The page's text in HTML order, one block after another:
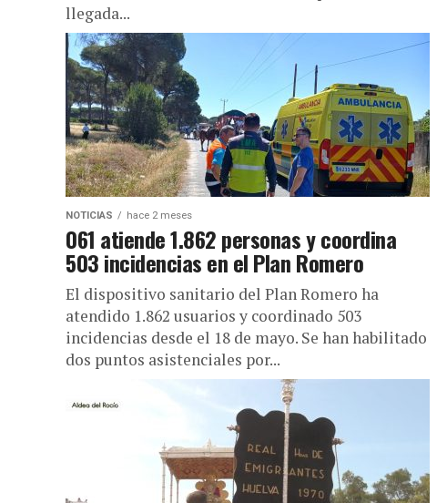
llegada...
NOTICIAS hace 2 meses
061 atiende 1.862 personas y coordina
503 incidencias en el Plan Romero
El dispositivo sanitario del Plan Romero ha
atendido 1.862 usuarios y coordinado 503
incidencias desde el 18 de mayo. Se han habilitado
dos puntos asistenciales por...